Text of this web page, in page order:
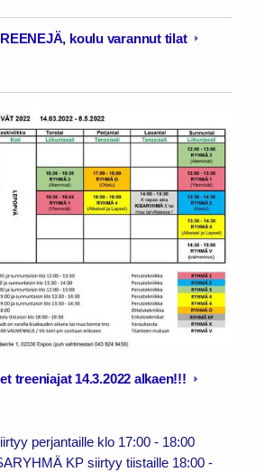
koulu varannut tilat
treeniajat 14.3.2022 alkaen!!!
perjantaille klo 17:00 - 18:00
KP siirtyy tiistaille 18:00 -